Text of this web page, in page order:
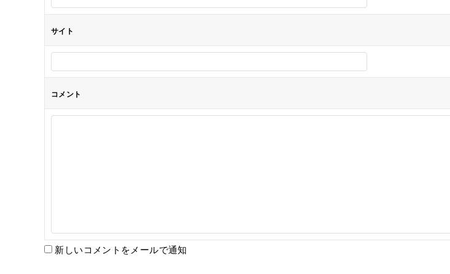
サイト
コメント
新しいコメントをメールで通知